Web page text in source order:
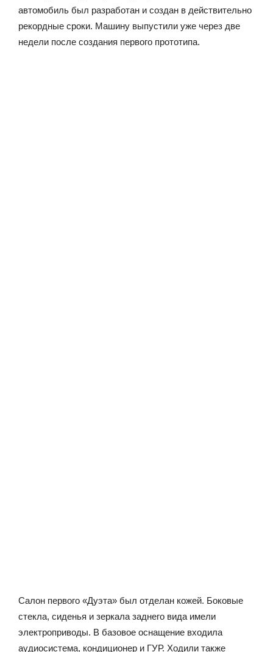
автомобиль был разработан и создан в действительно
рекордные сроки. Машину выпустили уже через две
недели после создания первого прототипа.
Салон первого «Дуэта» был отделан кожей. Боковые
стекла, сиденья и зеркала заднего вида имели
электроприводы. В базовое оснащение входила
аудиосистема, кондиционер и ГУР. Ходили также